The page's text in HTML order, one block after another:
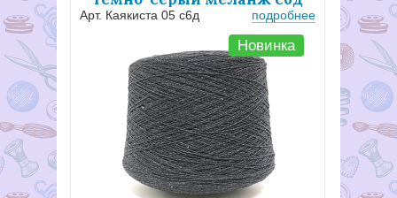
Арт. Каякиста 05 с6д подробнее
Новинка